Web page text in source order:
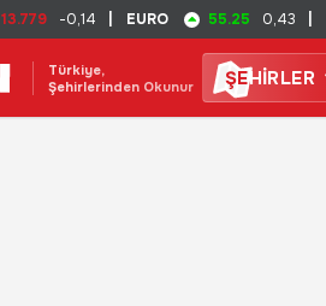
13.779 -0,14 EURO 55.25 0,43
Türkiye,
Şehirlerinden Okunur
ŞEHİRLER